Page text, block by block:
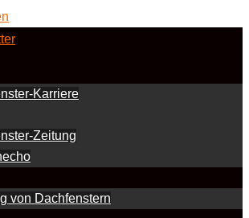
Karriere
Zeitung
von Dachfenstern